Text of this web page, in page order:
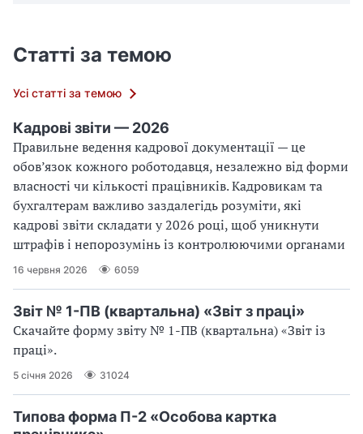
Статті за темою
Усі статті за темою
Кадрові звіти — 2026
Правильне ведення кадрової документації — це
обов’язок кожного роботодавця, незалежно від форми
власності чи кількості працівників. Кадровикам та
бухгалтерам важливо заздалегідь розуміти, які
кадрові звіти складати у 2026 році, щоб уникнути
штрафів і непорозумінь із контролюючими органами
16 червня 2026 6059
Звіт № 1-ПВ (квартальна) «Звіт з праці»
Скачайте форму звіту № 1-ПВ (квартальна) «Звіт із
праці».
5 січня 2026 31024
Типова форма П-2 «Особова картка